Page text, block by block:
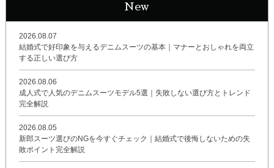
New
2026.08.07
結婚式で好印象を与えるデニムスーツの基本｜マナーとおしゃれを両立
する正しい選び方
2026.08.06
成人式で人気のデニムスーツモデル5選｜失敗しない選び方とトレンド
完全解説
2026.08.05
新郎スーツ選びのNGを今すぐチェック｜結婚式で後悔しないための失
敗ポイント完全解説